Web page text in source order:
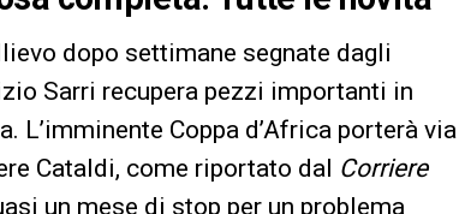
dopo settimane segnate dagli
Sarri recupera pezzi importanti in
Coppa d’Africa porterà via
Cataldi, come riportato dal Corriere
un mese di stop per un problema